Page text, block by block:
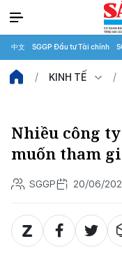
中文 SGGP Đầu tư Tài chính
KINH TẾ
Nhiều công
muốn tham
SGGP 20/06/